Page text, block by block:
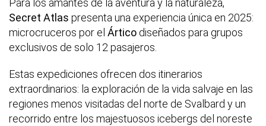
Para los amantes de la aventura y la naturaleza,
Secret Atlas presenta una experiencia única en 2025:
microcruceros por el Ártico diseñados para grupos
exclusivos de solo 12 pasajeros.
Estas expediciones ofrecen dos itinerarios
extraordinarios: la exploración de la vida salvaje en las
regiones menos visitadas del norte de Svalbard y un
recorrido entre los majestuosos icebergs del noreste